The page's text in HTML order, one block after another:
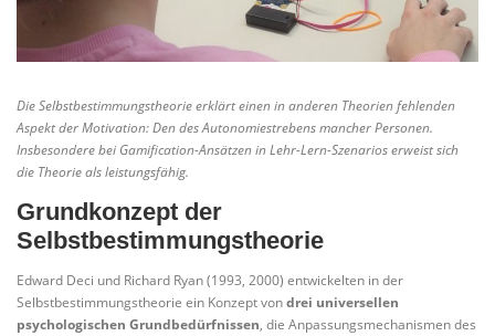
Die Selbstbestimmungstheorie erklärt einen in anderen Theorien fehlenden
Aspekt der Motivation: Den des Autonomiestrebens mancher Personen.
Insbesondere bei Gamification-Ansätzen in Lehr-Lern-Szenarios erweist sich
die Theorie als leistungsfähig.
Grundkonzept der
Selbstbestimmungstheorie
Edward Deci und Richard Ryan (1993, 2000) entwickelten in der
Selbstbestimmungstheorie ein Konzept vondrei universellen
psychologischen Grundbedürfnissen, die Anpassungsmechanismen des